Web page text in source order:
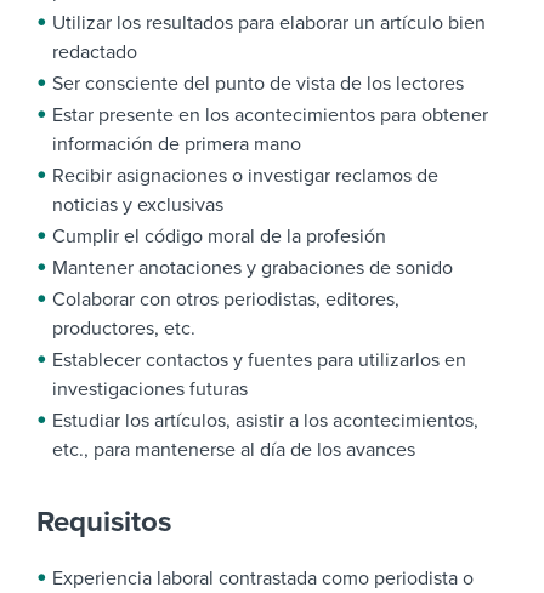
Utilizar los resultados para elaborar un artículo bien
redactado
Ser consciente del punto de vista de los lectores
Estar presente en los acontecimientos para obtener
información de primera mano
Recibir asignaciones o investigar reclamos de
noticias y exclusivas
Cumplir el código moral de la profesión
Mantener anotaciones y grabaciones de sonido
Colaborar con otros periodistas, editores,
productores, etc.
Establecer contactos y fuentes para utilizarlos en
investigaciones futuras
Estudiar los artículos, asistir a los acontecimientos,
etc., para mantenerse al día de los avances
Requisitos
Experiencia laboral contrastada como periodista o